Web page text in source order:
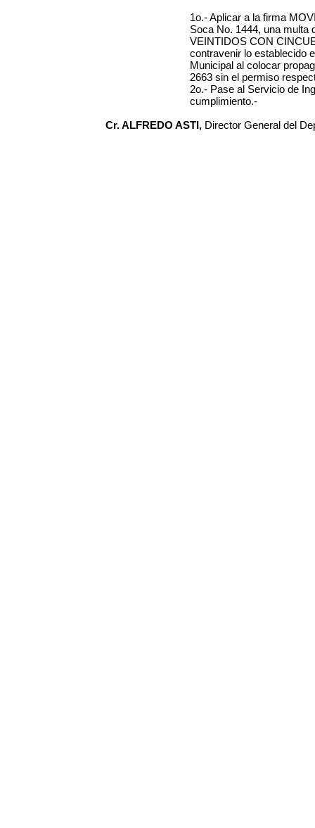
1o.- Aplicar a la firma
Soca No. 1444, una multa
VEINTIDOS CON
contravenir lo establecido
Municipal al colocar
2663 sin el permiso
2o.- Pase al Servicio de
cumplimiento.-
Cr. ALFREDO ASTI, Director General del